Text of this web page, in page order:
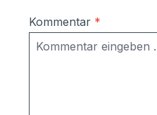
Kommentar *